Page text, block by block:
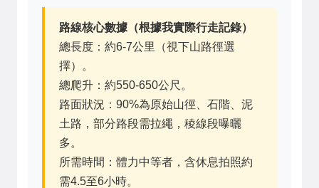
路線核心數據（根據我實際行走記錄）
總長度：約6-7公里（視下山路徑選
擇）。
總爬升：約550-650公尺。
路面狀況：90%為原始山徑、石階、泥
土路，部分路段需拉繩，稜線段曝曬
多。
所需時間：體力中等者，含休息拍照約
需4.5至6小時。